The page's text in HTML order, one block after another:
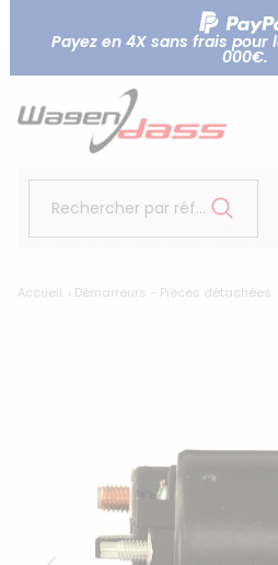
Payez en 4X sans frais pour
000€.
Rechercher par référence...
Accueil Démarreurs - Pièces détachées